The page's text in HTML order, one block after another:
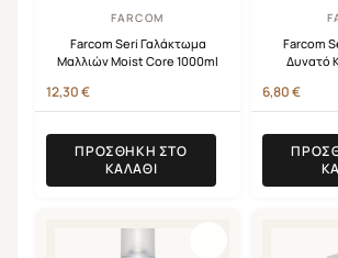
FARCOM
Farcom Seri Γαλάκτωμα
Μαλλιών Moist Core 1000ml
12,30€
ΠΡΟΣΘΉΚΗ ΣΤΟ
ΚΑΛΆΘΙ
Farcom
Δυνατό
6,80€